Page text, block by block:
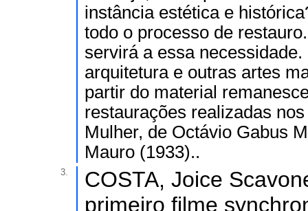
instância estética e
todo o processo de
servirá a essa
arquitetura e outras artes
partir do material
restaurações realizadas
Mulher, de Octávio Gabus
Mauro (1933)..
3.
COSTA, Joice
primeiro filme